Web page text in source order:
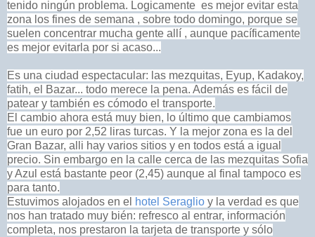
tenido ningún problema. Logicamente es mejor evitar esta
zona los fines de semana , sobre todo domingo, porque se
suelen concentrar mucha gente allí , aunque pacíficamente
es mejor evitarla por si acaso...
Es una ciudad espectacular: las mezquitas, Eyup, Kadakoy,
fatih, el Bazar... todo merece la pena. Además es fácil de
patear y también es cómodo el transporte.
El cambio ahora está muy bien, lo último que cambiamos
fue un euro por 2,52 liras turcas. Y la mejor zona es la del
Gran Bazar, alli hay varios sitios y en todos está a igual
precio. Sin embargo en la calle cerca de las mezquitas Sofia
y Azul está bastante peor (2,45) aunque al final tampoco es
para tanto.
Estuvimos alojados en el hotel Seraglio y la verdad es que
nos han tratado muy bién: refresco al entrar, información
completa, nos prestaron la tarjeta de transporte y sólo